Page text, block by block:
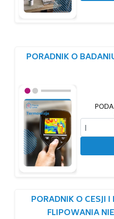
PORADNIK O
PORADNIK O CESJI
FLIPOWANIA